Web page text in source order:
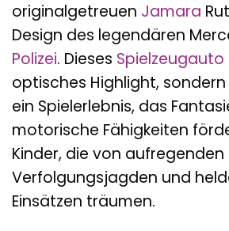
originalgetreuen Jamara
Design des legendären
Polizei. Dieses Spielzeugauto
optisches Highlight,
ein Spielerlebnis, das
motorische Fähigkeiten
Kinder, die von aufregenden
Verfolgungsjagden und
Einsätzen träumen.